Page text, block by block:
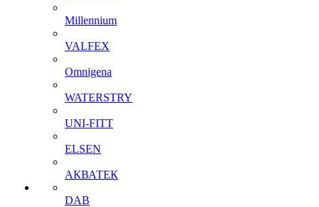
Millennium
VALFEX
Omnigena
WATERSTRY
UNI-FITT
ELSEN
АКВАТЕК
DAB